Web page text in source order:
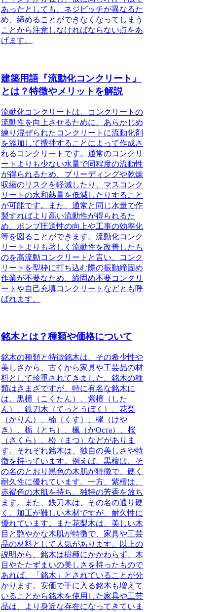
あったとしても、ネジピッチが異なるた
め、締めることができなくなってしまう
ことから注意しなければならない点をあ
げます。
建築用語『流動化コンクリート』
とは？特徴やメリットを解説
流動化コンクリートは、
コンクリートの
流動性を向上させるために、あらかじめ
練り混ぜられたコンクリートに流動化剤
を添加して攪拌することによって作成さ
れるコンクリート です。通常のコンクリ
ートよりも少ない水量で同程度の流動性
が得られるため、ブリーディングや乾燥
収縮のリスクを軽減したり、マスコンク
リートの水和熱量を低減したりすること
が可能です。また、通常と同じ水量で作
製すればより高い流動性が得られるた
め、ポンプ圧送性の向上や工事の効率化
等を図ることができます。流動化コンク
リートよりも著しく流動性を改善したも
のを高流動コンクリートと言い、コンク
リートを型枠に打ち込む際の振動締固め
作業が不要なため、締固め不要コンクリ
ートや自己充填コンクリートなどとも呼
ばれます。
銘木とは？種類や価格について
銘木の種類と特徴銘木は、その希少性や
美しさから、古くから家具や工芸品の材
料として珍重されてきました。銘木の種
類はさまざですが、特に有名な銘木に
は、黒檀（こくたん） 、紫檀（した
ん）
、鉄刀木（てっとうぼく） 、花梨
（かりん）
、楠（くす） 、欅（けや
き）
、栃（とち） 、楓（かОста） 、桜
（さくら）
、松（まつ） などがありま
す。それぞれ銘木は、独自の美しさや特
徴を持っています。例えば、黒檀は、そ
の名のとおり黒色の木肌が特徴で、硬く
耐久性に優れています。一方、紫檀は、
赤褐色の木肌を持ち、独特の芳香を放ち
ます。また、鉄刀木は、その名の通り硬
く、加工が難しい木材ですが、耐久性に
優れています。また花梨木は、美しい木
目と艶やかな木肌が特徴で、家具や工芸
品の材料として人気があります。以上の
説明から、銘木は樹種にかかわらず、木
目やたたずまいの美しさを持ったもので
あれば、「銘木」とされていることが分
かります。安価で手に入る銘木も増えて
いることから銘木を使用した家具や工芸
品は、より身近な存在になってきていま